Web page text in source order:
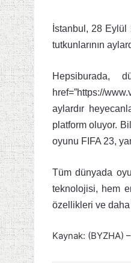
İstanbul, 28 Eylül
tutkunlarının
Hepsiburada,
href=”https://
aylardır
platform oluyor.
oyunu FIFA 23,
Tüm dünyada
teknolojisi, hem
özellikleri ve daha
Kaynak: (BYZHA)